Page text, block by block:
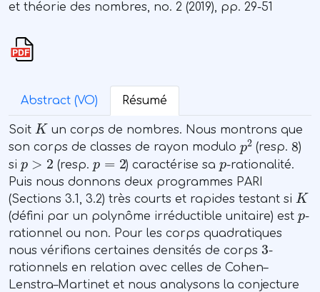
et théorie des nombres, no. 2 (2019), pp. 29-51
Abstract (VO) Résumé
Soit K un corps de nombres. Nous montrons que
son corps de classes de rayon modulo
p2
(resp. 8)
si
> (resp. ) caractérise sa -rationalité.
Puis nous donnons deux programmes PARI
(Sections 3.1, 3.2) très courts et rapides testant si K
(défini par un polynôme irréductible unitaire) est
-
rationnel ou non. Pour les corps quadratiques
nous vérifions certaines densités de corps 3-
rationnels en relation avec celles de Cohen–
Lenstra–Martinet et nous analysons la conjecture